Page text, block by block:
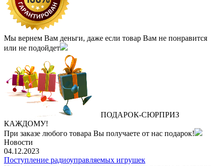
Мы вернем Вам деньги, даже если товар Вам не понравится
или не подойдет
ПОДАРОК‐СЮРПРИЗ
КАЖДОМУ!
При заказе любого товара Вы получаете от нас подарок!
Новости
04.12.2023
Поступление радиоуправляемых игрушек